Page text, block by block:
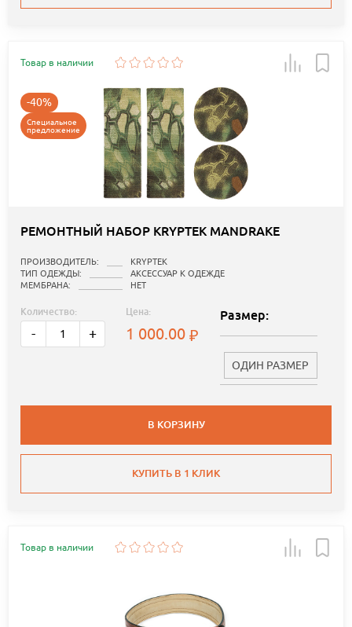
Товар в наличии
-40%
Специальное
предложение
РЕМОНТНЫЙ НАБОР KRYPTEK MANDRAKE
ПРОИЗВОДИТЕЛЬ:
KRYPTEK
ТИП ОДЕЖДЫ:
АКСЕССУАР К ОДЕЖДЕ
МЕМБРАНА:
НЕТ
Количество:
- +
Цена:
1 000.00
Размер:
ОДИН РАЗМЕР
В КОРЗИНУ
КУПИТЬ В 1 КЛИК
Товар в наличии